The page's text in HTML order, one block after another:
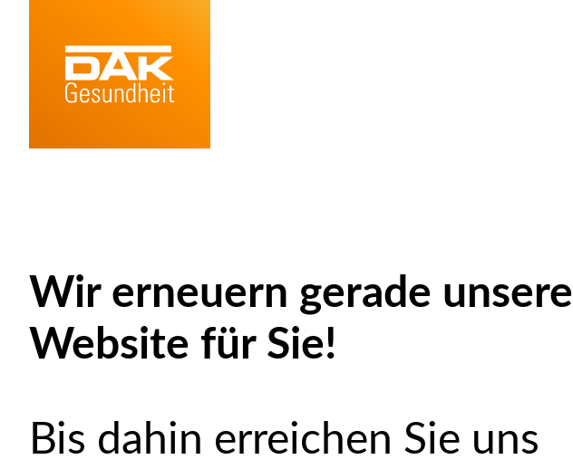
Wir erneuern gerade unsere
Website für Sie!
Bis dahin erreichen Sie uns